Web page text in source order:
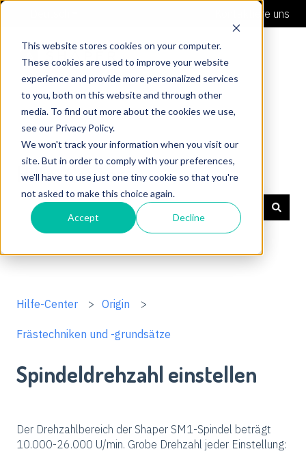
This website stores cookies on your computer.
These cookies are used to improve your website
experience and provide more personalized services
to you, both on this website and through other
media. To find out more about the cookies we use,
see our Privacy Policy.
We won't track your information when you visit our
site. But in order to comply with your preferences,
we'll have to use just one tiny cookie so that you're
not asked to make this choice again.
Accept Decline
Kontaktiere uns
Hilfe-Center
Es gibt keine Vorschläge, da das Suchfeld leer ist.
Hilfe-Center Origin
Frästechniken und -grundsätze
Spindeldrehzahl einstellen
Der Drehzahlbereich der Shaper SM1-Spindel beträgt
10.000-26.000 U/min. Grobe Drehzahl jeder Einstellung: